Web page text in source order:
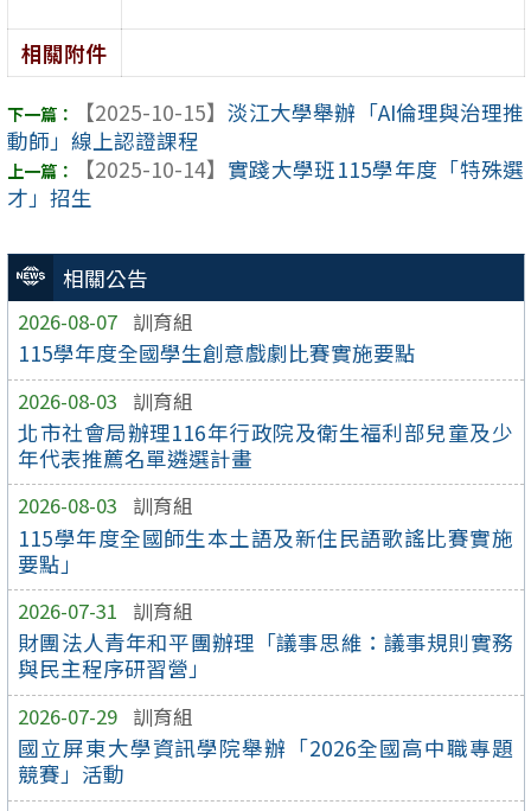
相關公告
2026-08-07 訓育組
115學年度全國學生創意戲劇比賽實施要點
2026-08-03 訓育組
北市社會局辦理116年行政院及衛生福利部兒童及少
年代表推薦名單遴選計畫
2026-08-03 訓育組
115學年度全國師生本土語及新住民語歌謠比賽實施
要點」
2026-07-31 訓育組
財團法人青年和平團辦理「議事思維：議事規則實務
與民主程序研習營」
2026-07-29 訓育組
國立屏東大學資訊學院舉辦「2026全國高中職專題
競賽」活動
相關附件
【2025-10-15】 淡江大學舉辦「AI倫理與治理推
動師」線上認證課程
【2025-10-14】 實踐大學班115學年度「特殊選
才」招生